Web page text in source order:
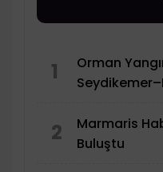
1
Orman
2
Marmaris
Buluştu